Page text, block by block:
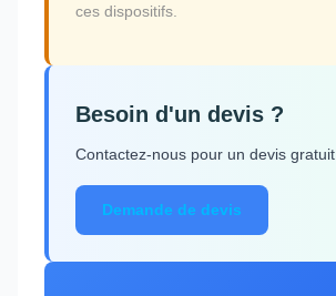
ces dispositifs.
Besoin d'un devis ?
Contactez-nous pour un devis gratuit.
Demande de devis